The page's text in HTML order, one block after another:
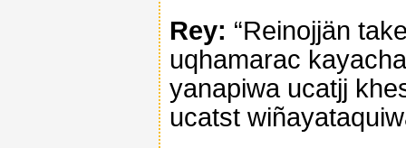
Rey: “Reinojjän
uqhamarac
yanapiwa ucatjj
ucatst